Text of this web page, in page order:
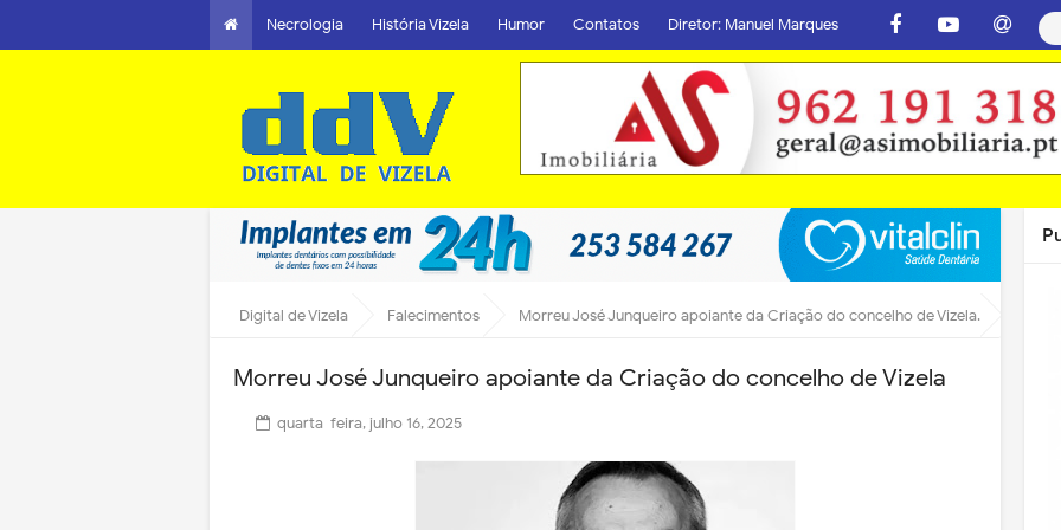
Necrologia História Vizela Humor Contatos Diretor: Manuel Marques
Digital de Vizela Falecimentos Morreu José Junqueiro apoiante da Criação do concelho de Vizela
Morreu José Junqueiro apoiante da Criação do concelho de Vizela
quarta-feira, julho 16, 2025